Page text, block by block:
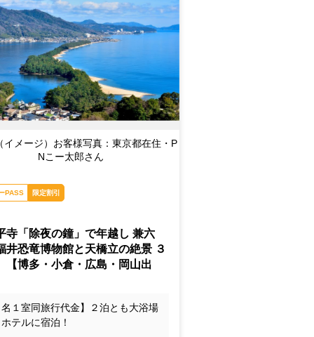
イメージ）お客様写真：東京都在住・P
Nこー太郎さん
PASS 限定割引
寺「除夜の鐘」で年越し 兼六
井恐竜博物館と天橋立の絶景 ３
【博多・小倉・広島・岡山出
１室同旅行代金】２泊とも大浴場
テルに宿泊！